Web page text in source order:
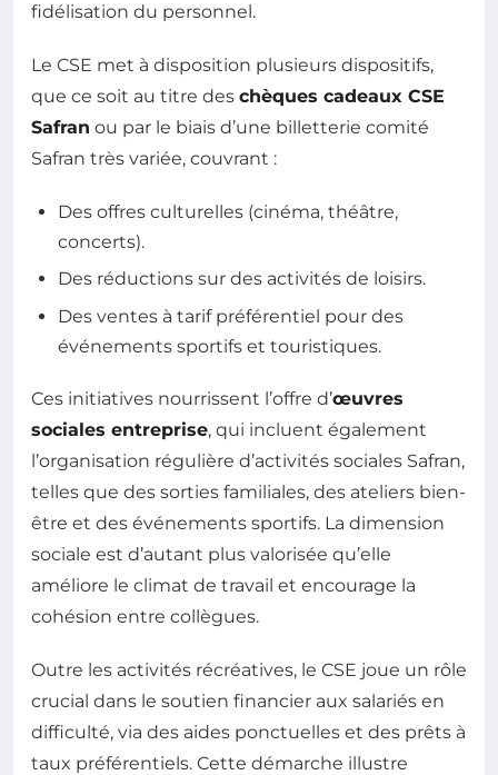
fidélisation du personnel.
Le CSE met à disposition plusieurs dispositifs,
que ce soit au titre des chèques cadeaux CSE
Safran ou par le biais d’une billetterie comité
Safran très variée, couvrant :
Des offres culturelles (cinéma, théâtre,
concerts).
Des réductions sur des activités de loisirs.
Des ventes à tarif préférentiel pour des
événements sportifs et touristiques.
Ces initiatives nourrissent l’offre d’œuvres
sociales entreprise, qui incluent également
l’organisation régulière d’activités sociales Safran,
telles que des sorties familiales, des ateliers bien-
être et des événements sportifs. La dimension
sociale est d’autant plus valorisée qu’elle
améliore le climat de travail et encourage la
cohésion entre collègues.
Outre les activités récréatives, le CSE joue un rôle
crucial dans le soutien financier aux salariés en
difficulté, via des aides ponctuelles et des prêts à
taux préférentiels. Cette démarche illustre